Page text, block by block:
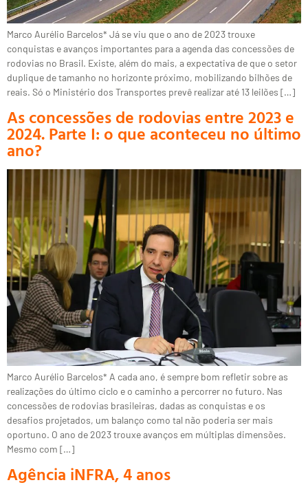
Marco Aurélio Barcelos* Já se viu que o ano de 2023 trouxe
conquistas e avanços importantes para a agenda das concessões de
rodovias no Brasil. Existe, além do mais, a expectativa de que o setor
duplique de tamanho no horizonte próximo, mobilizando bilhões de
reais. Só o Ministério dos Transportes prevê realizar até 13 leilões […]
As concessões de rodovias entre 2023 e
2024. Parte I: o que aconteceu no último
ano?
Marco Aurélio Barcelos* A cada ano, é sempre bom refletir sobre as
realizações do último ciclo e o caminho a percorrer no futuro. Nas
concessões de rodovias brasileiras, dadas as conquistas e os
desafios projetados, um balanço como tal não poderia ser mais
oportuno. O ano de 2023 trouxe avanços em múltiplas dimensões.
Mesmo com […]
Agência iNFRA, 4 anos